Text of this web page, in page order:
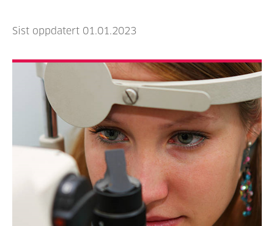
Sist oppdatert 01.01.2023